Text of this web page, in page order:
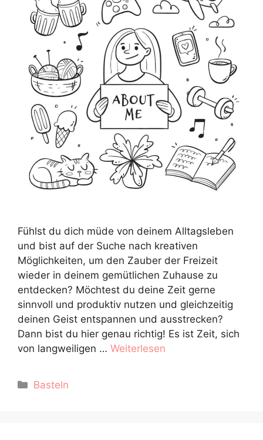
Fühlst du dich müde von deinem Alltagsleben
und bist auf der Suche nach kreativen
Möglichkeiten, um den Zauber der Freizeit
wieder in deinem gemütlichen Zuhause zu
entdecken? Möchtest du deine Zeit gerne
sinnvoll und produktiv nutzen und gleichzeitig
deinen Geist entspannen und ausstrecken?
Dann bist du hier genau richtig! Es ist Zeit, sich
von langweiligen … Weiterlesen
Kategorien
Basteln